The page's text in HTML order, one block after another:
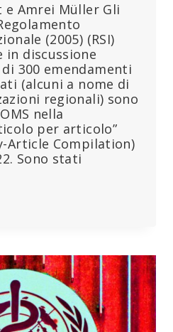
e Amrei Müller Gli
(2005) (RSI)
in discussione
di 300 emendamenti
(alcuni a nome di
regionali) sono
nella
per articolo”
Article Compilation)
Sono stati